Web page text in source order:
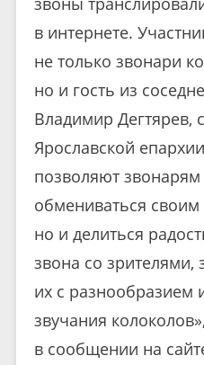
в интернете.
не только звонари
но и гость из
Владимир Дегтярев,
Ярославской
позволяют звонарям
обмениваться
но и делиться
звона со зрителями,
их с разнообразием
звучания
в сообщении на